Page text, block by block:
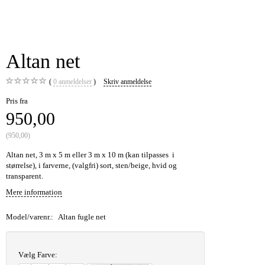
Altan net
0 anmeldelser Skriv anmeldelse
Pris fra
950,00
(950,00)
Altan net, 3 m x 5 m eller 3 m x 10 m (kan tilpasses i
størrelse), i farverne, (valgfri) sort, sten/beige, hvid og
transparent.
Mere information
Model/varenr.: Altan fugle net
Vælg Farve: